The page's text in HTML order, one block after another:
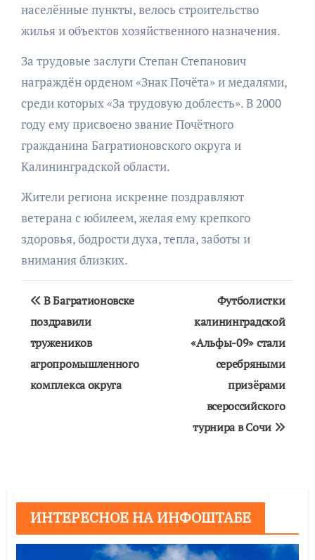
населённые пункты, велось строительство
жилья и объектов хозяйственного назначения.
За трудовые заслуги Степан Степанович
награждён орденом «Знак Почёта» и медалями,
среди которых «За трудовую доблесть». В 2000
году ему присвоено звание Почётного
гражданина Багратионовского округа и
Калининградской области.
Жители региона искренне поздравляют
ветерана с юбилеем, желая ему крепкого
здоровья, бодрости духа, тепла, заботы и
внимания близких.
Навигация
по
записям
В Багратионовске
поздравили
тружеников
агропромышленного
комплекса округа
Футболистки
калининградской
«Альфы-09» стали
серебряными
призёрами
всероссийского
турнира в Сочи
ИНТЕРЕСНОЕ НА ИНФОШТАБЕ